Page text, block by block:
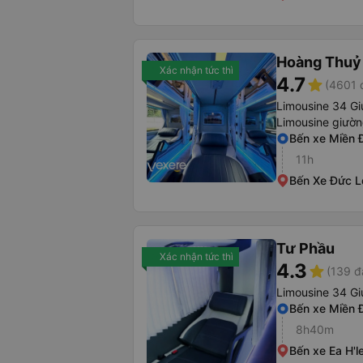
Xác nhận tức thì Hoàng Thuỷ
4.7star (4601
Limousine 34
Limousine
Bến xe Miền
11h
Bến Xe Đức
Xác nhận tức thì Tư Phầu
4.3star (139
Limousine 34
Bến xe Miền
8h40m
Bến xe Ea